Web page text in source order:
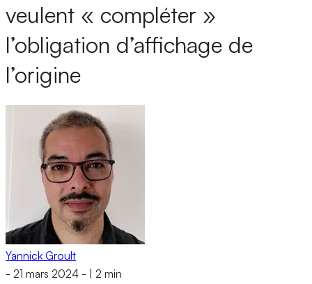
veulent « compléter »
l’obligation d’affichage de
l’origine
Yannick Groult
- 21 mars 2024 - 2 min